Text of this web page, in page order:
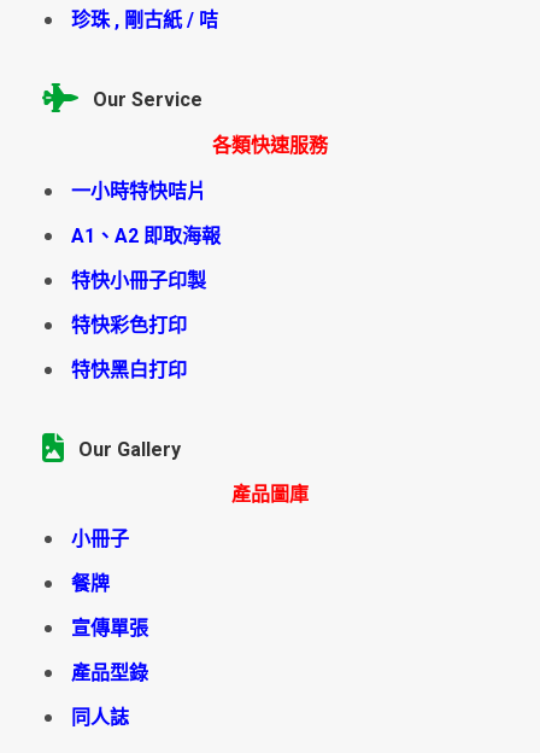
珍珠 , 剛古紙 / 咭
Our Service
各類快速服務
一小時特快咭片
A1、A2 即取海報
特快小冊子印製
特快彩色打印
特快黑白打印
Our Gallery
產品圖庫
小冊子
餐牌
宣傳單張
產品型錄
同人誌